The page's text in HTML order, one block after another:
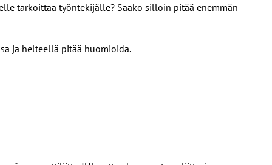
tarkoittaa työntekijälle? Saako silloin pitää enemmän
ja helteellä pitää huomioida.